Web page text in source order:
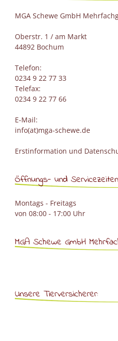
MGA Schewe GmbH
Oberstr. 1 / am Markt
44892 Bochum
Telefon:
0234 9 22 77 33
Telefax:
0234 9 22 77 66
E-Mail:
info(at)mga-schewe.de
Erstinformation und
Öffnungs- und Servicezeiten
Montags - Freitags
von 08:00 - 17:00 Uhr
MGA Schewe GmbH
Unsere Tierversicherer: